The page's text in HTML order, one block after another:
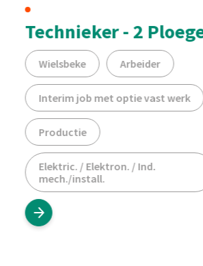
Technieker - 2
Wielsbeke Arbeider
Interim job met optie vast werk
Productie
Elektric. / Elektron. / Ind.
mech./install.